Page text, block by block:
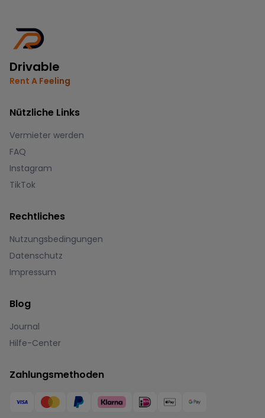
Drivable
Rent A Feeling
Nützliche Links
Vermieter werden
FAQ
Instagram
TikTok
Rechtliches
Nutzungsbedingungen
Datenschutz
Impressum
Blog
Journal
Hilfe-Center
Zahlungsmethoden